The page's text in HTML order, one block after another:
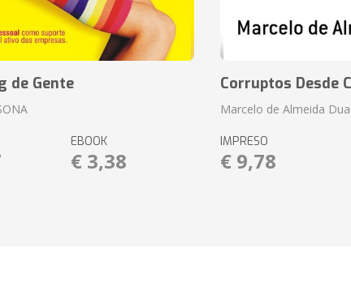
de Gente
EBOOK
€ 3,38
Corruptos Desde
Marcelo de Almeida
IMPRESO
€ 9,78